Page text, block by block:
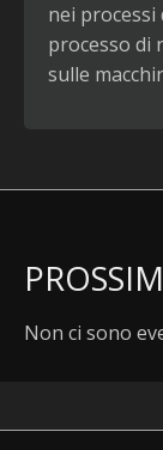
Non ci sono
nei
processo di
sulle